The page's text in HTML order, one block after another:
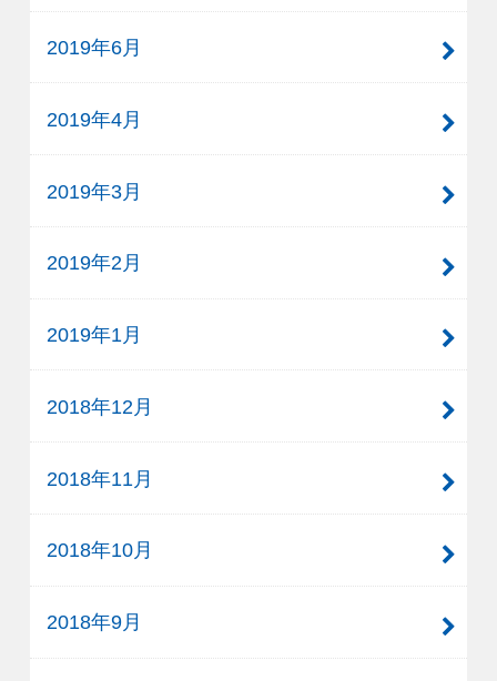
2019年6月
2019年4月
2019年3月
2019年2月
2019年1月
2018年12月
2018年11月
2018年10月
2018年9月